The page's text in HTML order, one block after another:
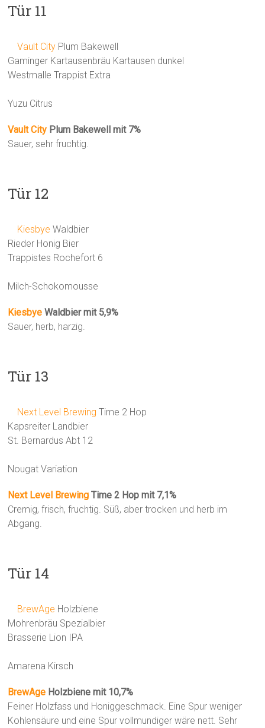
Tür 11
Vault City Plum Bakewell
Gaminger Kartausenbräu Kartausen dunkel
Westmalle Trappist Extra
Yuzu Citrus
Vault City Plum Bakewell mit 7%
Sauer, sehr fruchtig.
Tür 12
KiesbyeWaldbier
Rieder Honig Bier
Trappistes Rochefort 6
Milch-Schokomousse
KiesbyeWaldbier mit 5,9%
Sauer, herb, harzig.
Tür 13
Next Level Brewing Time 2 Hop
Kapsreiter Landbier
St. Bernardus Abt 12
Nougat Variation
Next Level Brewing Time 2 Hop mit 7,1%
Cremig, frisch, fruchtig. Süß, aber trocken und herb im
Abgang.
Tür 14
BrewAge Holzbiene
Mohrenbräu Spezialbier
Brasserie Lion IPA
Amarena Kirsch
BrewAge Holzbiene mit 10,7%
Feiner Holzfass und Honiggeschmack. Eine Spur weniger
Kohlensäure und eine Spur vollmundiger wäre nett. Sehr